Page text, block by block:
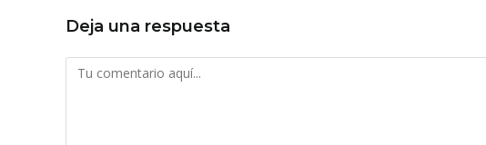
Deja una respuesta
Comentario